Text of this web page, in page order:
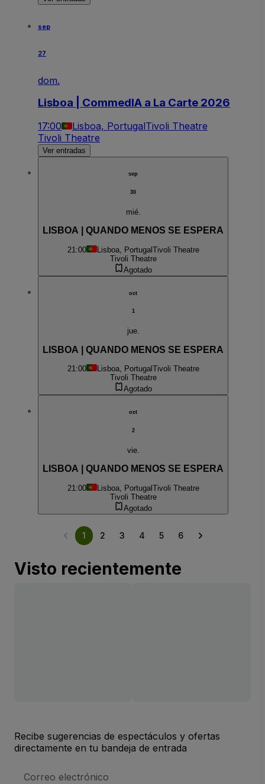
sep
27
dom.
Lisboa | CommedIA a La Carte 2026
17:00 Lisboa, PortugalTivoli Theatre
Tivoli Theatre
Ver entradas
sep
30
mié.
LISBOA | QUANDO MENOS SE ESPERA
21:00 Lisboa, PortugalTivoli Theatre
Tivoli Theatre
Agotado
oct
1
jue.
LISBOA | QUANDO MENOS SE ESPERA
21:00 Lisboa, Portugal Tivoli Theatre
Tivoli Theatre
Agotado
oct
2
vie.
LISBOA | QUANDO MENOS SE ESPERA
21:00 Lisboa, Portugal Tivoli Theatre
Tivoli Theatre
Agotado
1 2 3 4 5 6
Visto recientemente
Recibe sugerencias de espectáculos y ofertas
directamente en tu bandeja de entrada
de